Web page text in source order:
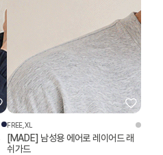
FREE,XL
[MADE] 남성용 에어로 레이어드 래
쉬가드